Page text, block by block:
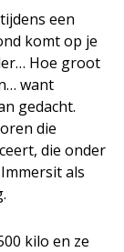
een
komt op je
Hoe groot
want
gedacht.
die
die onder
als
kilo en ze